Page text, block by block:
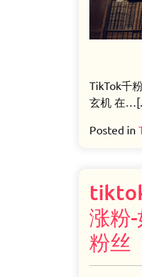
TikTok千
玄机 在
Posted in
涨粉
粉丝